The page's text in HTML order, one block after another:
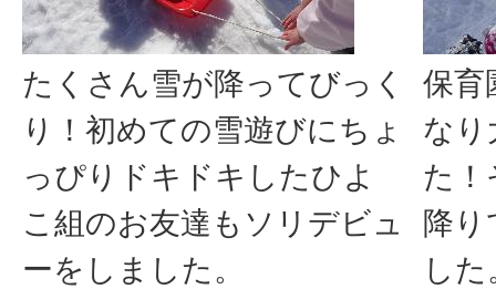
たくさん雪が降ってびっく
り！初めての雪遊びにちょ
っぴりドキドキしたひよ
こ組のお友達もソリデビュ
ーをしました。
保育
なり
た！
降
した